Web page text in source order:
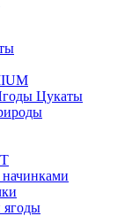
Цукаты
ягоды